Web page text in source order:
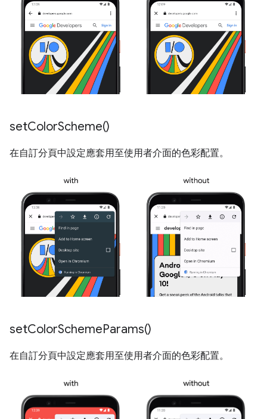
setColorScheme()
在自訂分頁中設定應套用至使用者介面的色彩配置。
setColorSchemeParams()
在自訂分頁中設定應套用至使用者介面的色彩配置。